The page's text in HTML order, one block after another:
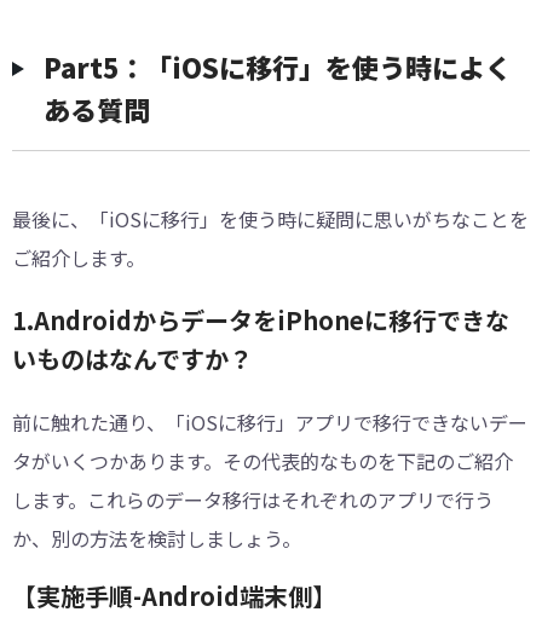
Part5：「iOSに移行」を使う時によく
ある質問
最後に、「iOSに移行」を使う時に疑問に思いがちなことを
ご紹介します。
1.AndroidからデータをiPhoneに移行できな
いものはなんですか？
前に触れた通り、「iOSに移行」アプリで移行できないデー
タがいくつかあります。その代表的なものを下記のご紹介
します。これらのデータ移行はそれぞれのアプリで行う
か、別の方法を検討しましょう。
【実施手順-Android端末側】